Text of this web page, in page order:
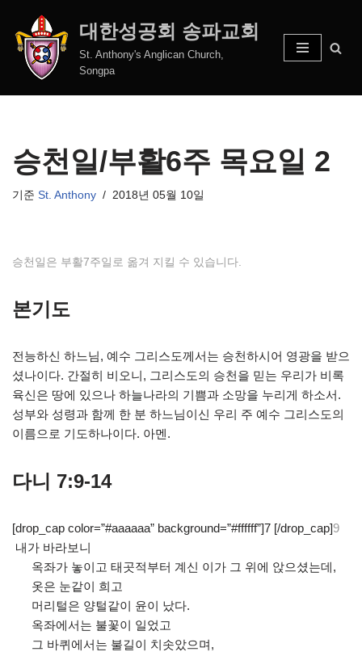
콘
뛰
기
대한성공회 송파교회
St. Anthony's Anglican Church,
Songpa
승천일/부활6주 목요일 2
기준 St. Anthony 2018년 05월 10일
승천일은 부활7주일로 옮겨 지킬 수 있습니다.
본기도
전능하신 하느님, 예수 그리스도께서는 승천하시어 영광을 받으
셨나이다. 간절히 비오니, 그리스도의 승천을 믿는 우리가 비록
육신은 땅에 있으나 하늘나라의 기쁨과 소망을 누리게 하소서.
성부와 성령과 함께 한 분 하느님이신 우리 주 예수 그리스도의
이름으로 기도하나이다. 아멘.
다니 7:9-14
[drop_cap color=”#aaaaaa” background=”#ffffff”]7 [/drop_cap]9
내가 바라보니
옥좌가 놓이고 태곳적부터 계신 이가 그 위에 앉으셨는데,
옷은 눈같이 희고
머리털은 양털같이 윤이 났다.
옥좌에서는 불꽃이 일었고
그 바퀴에서는 불길이 치솟았으며,